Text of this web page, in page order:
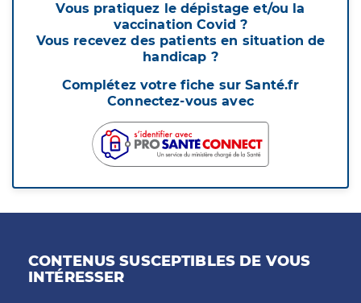
Vous pratiquez le dépistage et/ou la
vaccination Covid ?
Vous recevez des patients en situation de
handicap ?
Complétez votre fiche sur Santé.fr
Connectez-vous avec
CONTENUS SUSCEPTIBLES DE VOUS
INTÉRESSER